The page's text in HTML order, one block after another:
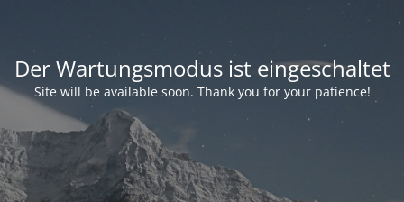
Der Wartungsmodus ist eingeschaltet
Site will be available soon. Thank you for your patience!